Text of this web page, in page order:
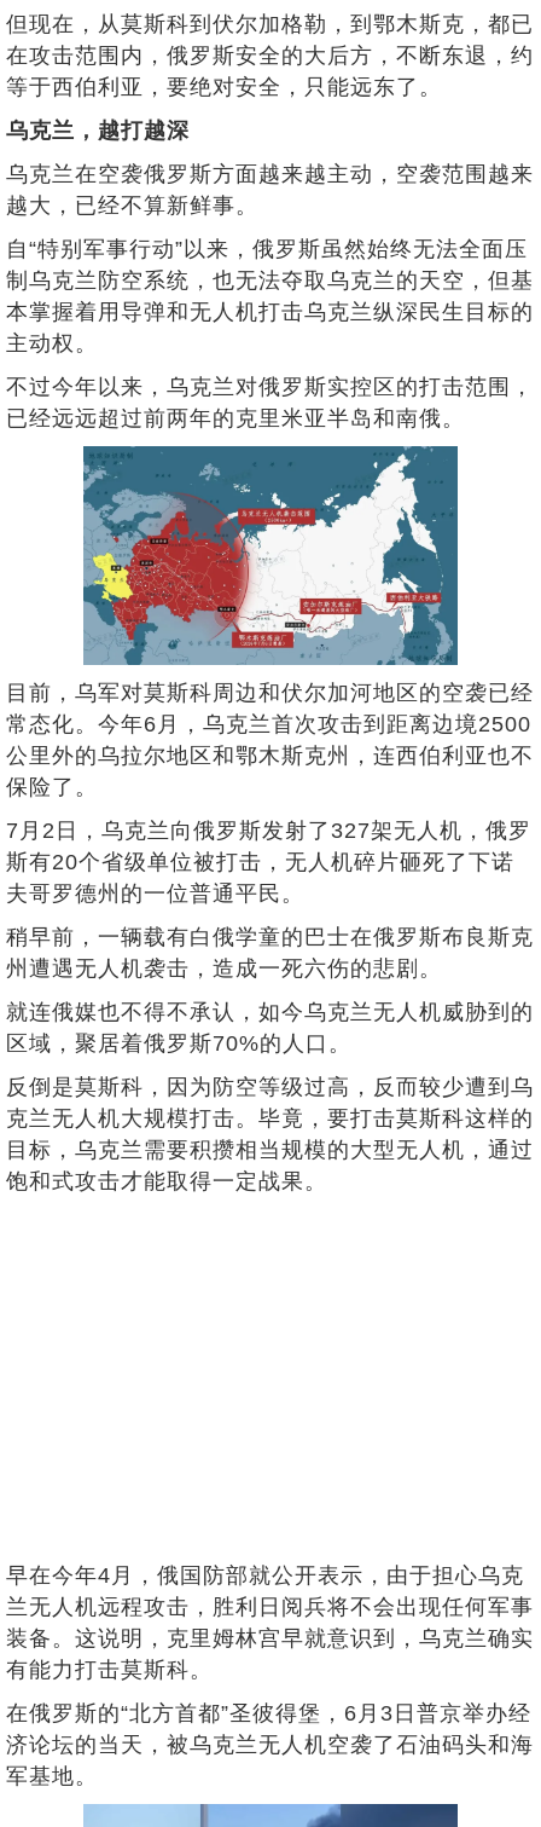
但现在，从莫斯科到伏尔加格勒，到鄂木斯克，都已
在攻击范围内，俄罗斯安全的大后方，不断东退，约
等于西伯利亚，要绝对安全，只能远东了。
乌克兰，越打越深
乌克兰在空袭俄罗斯方面越来越主动，空袭范围越来
越大，已经不算新鲜事。
自“特别军事行动”以来，俄罗斯虽然始终无法全面压
制乌克兰防空系统，也无法夺取乌克兰的天空，但基
本掌握着用导弹和无人机打击乌克兰纵深民生目标的
主动权。
不过今年以来，乌克兰对俄罗斯实控区的打击范围，
已经远远超过前两年的克里米亚半岛和南俄。
目前，乌军对莫斯科周边和伏尔加河地区的空袭已经
常态化。今年6月，乌克兰首次攻击到距离边境2500
公里外的乌拉尔地区和鄂木斯克州，连西伯利亚也不
保险了。
7月2日，乌克兰向俄罗斯发射了327架无人机，俄罗
斯有20个省级单位被打击，无人机碎片砸死了下诺
夫哥罗德州的一位普通平民。
稍早前，一辆载有白俄学童的巴士在俄罗斯布良斯克
州遭遇无人机袭击，造成一死六伤的悲剧。
就连俄媒也不得不承认，如今乌克兰无人机威胁到的
区域，聚居着俄罗斯70%的人口。
反倒是莫斯科，因为防空等级过高，反而较少遭到乌
克兰无人机大规模打击。毕竟，要打击莫斯科这样的
目标，乌克兰需要积攒相当规模的大型无人机，通过
饱和式攻击才能取得一定战果。
早在今年4月，俄国防部就公开表示，由于担心乌克
兰无人机远程攻击，胜利日阅兵将不会出现任何军事
装备。这说明，克里姆林宫早就意识到，乌克兰确实
有能力打击莫斯科。
在俄罗斯的“北方首都”圣彼得堡，6月3日普京举办经
济论坛的当天，被乌克兰无人机空袭了石油码头和海
军基地。